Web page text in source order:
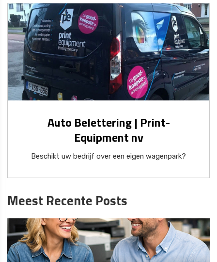
Auto Belettering | Print-
Equipment nv
Beschikt uw bedrijf over een eigen wagenpark?
Meest Recente Posts